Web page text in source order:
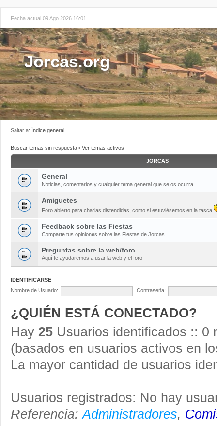
Fecha actual 09 Ago 2026 16:01
Jorcas.org
Saltar a: Índice general
Buscar temas sin respuesta • Ver temas activos
JORCAS
General
Noticias, comentarios y cualquier tema general que se os ocurra.
Amiguetes
Foro abierto para charlas distendidas, como si estuviésemos en la tasca
Feedback sobre las Fiestas
Comparte tus opiniones sobre las Fiestas de Jorcas
Preguntas sobre la web/foro
Aquí te ayudaremos a usar la web y el foro
IDENTIFICARSE
Nombre de Usuario:
Contraseña:
¿QUIÉN ESTÁ CONECTADO?
Hay 25 Usuarios identificados :: 0
(basados en usuarios activos en
La mayor cantidad de usuarios
Usuarios registrados: No hay
Referencia:Administradores,